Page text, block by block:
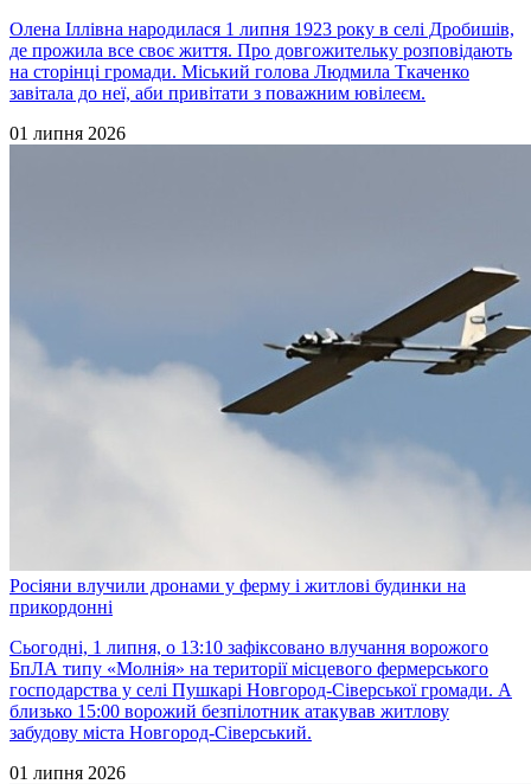
Олена Іллівна народилася 1 липня 1923 року в селі Дробишів,
де прожила все своє життя. Про довгожительку розповідають
на сторінці громади. Міський голова Людмила Ткаченко
завітала до неї, аби привітати з поважним ювілеєм.
01 липня 2026
Росіяни влучили дронами у ферму і житлові будинки на
прикордонні
Сьогодні, 1 липня, о 13:10 зафіксовано влучання ворожого
БпЛА типу «Молнія» на території місцевого фермерського
господарства у селі Пушкарі Новгород-Сіверської громади. А
близько 15:00 ворожий безпілотник атакував житлову
забудову міста Новгород-Сіверський.
01 липня 2026